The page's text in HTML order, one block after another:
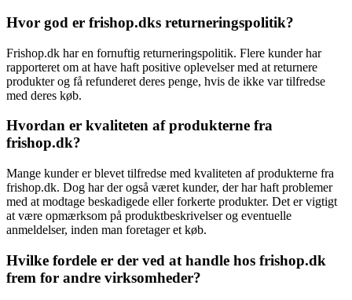
Hvor god er frishop.dks returneringspolitik?
Frishop.dk har en fornuftig returneringspolitik. Flere kunder har
rapporteret om at have haft positive oplevelser med at returnere
produkter og få refunderet deres penge, hvis de ikke var tilfredse
med deres køb.
Hvordan er kvaliteten af produkterne fra
frishop.dk?
Mange kunder er blevet tilfredse med kvaliteten af produkterne fra
frishop.dk. Dog har der også været kunder, der har haft problemer
med at modtage beskadigede eller forkerte produkter. Det er vigtigt
at være opmærksom på produktbeskrivelser og eventuelle
anmeldelser, inden man foretager et køb.
Hvilke fordele er der ved at handle hos frishop.dk
frem for andre virksomheder?